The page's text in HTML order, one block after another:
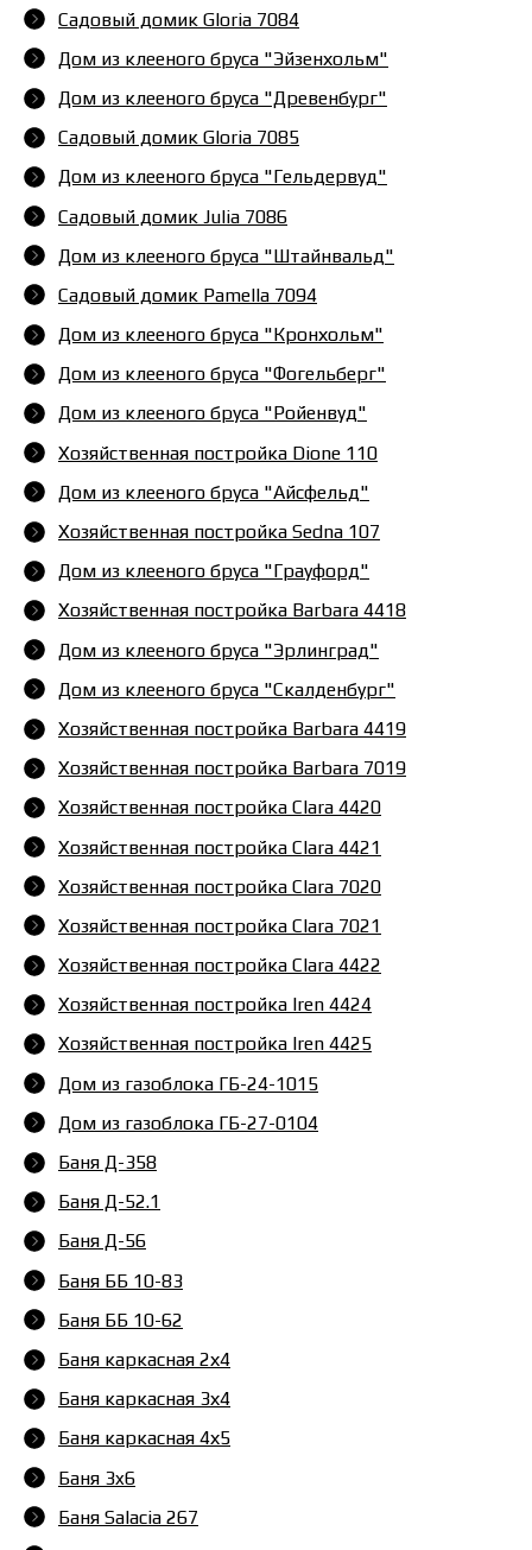
Садовый домик Gloria 7084
Дом из клееного бруса "Эйзенхольм"
Дом из клееного бруса "Древенбург"
Садовый домик Gloria 7085
Дом из клееного бруса "Гельдервуд"
Садовый домик Julia 7086
Дом из клееного бруса "Штайнвальд"
Садовый домик Pamella 7094
Дом из клееного бруса "Кронхольм"
Дом из клееного бруса "Фогельберг"
Дом из клееного бруса "Ройенвуд"
Хозяйственная постройка Dione 110
Дом из клееного бруса "Айсфельд"
Хозяйственная постройка Sedna 107
Дом из клееного бруса "Грауфорд"
Хозяйственная постройка Barbara 4418
Дом из клееного бруса "Эрлинград"
Дом из клееного бруса "Скалденбург"
Хозяйственная постройка Barbara 4419
Хозяйственная постройка Barbara 7019
Хозяйственная постройка Clara 4420
Хозяйственная постройка Clara 4421
Хозяйственная постройка Clara 7020
Хозяйственная постройка Clara 7021
Хозяйственная постройка Clara 4422
Хозяйственная постройка Iren 4424
Хозяйственная постройка Iren 4425
Дом из газоблока ГБ-24-1015
Дом из газоблока ГБ-27-0104
Баня Д-358
Баня Д-52.1
Баня Д-56
Баня ББ 10-83
Баня ББ 10-62
Баня каркасная 2х4
Баня каркасная 3х4
Баня каркасная 4х5
Баня 3x6
Баня Salacia 267